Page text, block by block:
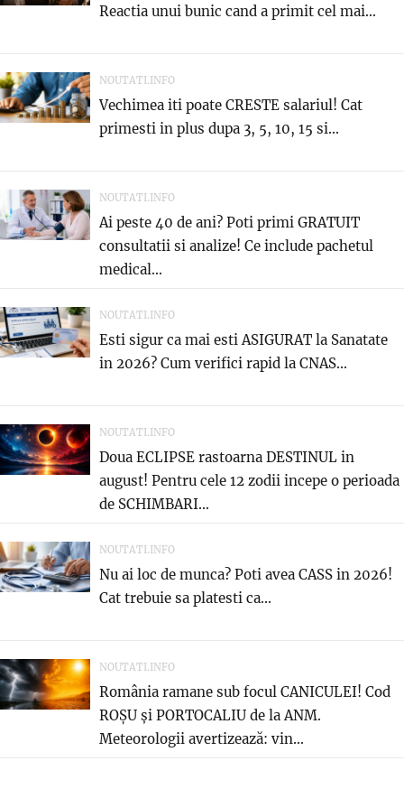
Reactia unui bunic cand a primit cel mai...
NOUTATI.INFO
Vechimea iti poate CRESTE salariul! Cat
primesti in plus dupa 3, 5, 10, 15 si...
NOUTATI.INFO
Ai peste 40 de ani? Poti primi GRATUIT
consultatii si analize! Ce include pachetul
medical...
NOUTATI.INFO
Esti sigur ca mai esti ASIGURAT la Sanatate
in 2026? Cum verifici rapid la CNAS...
NOUTATI.INFO
Doua ECLIPSE rastoarna DESTINUL in
august! Pentru cele 12 zodii incepe o perioada
de SCHIMBARI...
NOUTATI.INFO
Nu ai loc de munca? Poti avea CASS in 2026!
Cat trebuie sa platesti ca...
NOUTATI.INFO
România ramane sub focul CANICULEI! Cod
ROȘU și PORTOCALIU de la ANM.
Meteorologii avertizează: vin...